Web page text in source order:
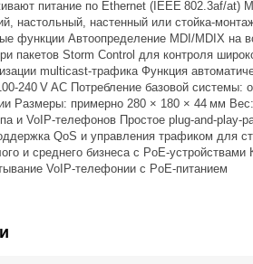
питание по Ethernet (IEEE 802.3af/
настольный, настенный или
функции Автоопределение MDI/MDIX на
пакетов Storm Control для контроля
multicast‑трафика Функция
V AC Потребление базовой системы:
Размеры: примерно 280 × 180 × 44 мм
и VoIP‑телефонов Простое
QoS и управления трафиком для
и среднего бизнеса с
VoIP‑телефонии с PoE‑питанием